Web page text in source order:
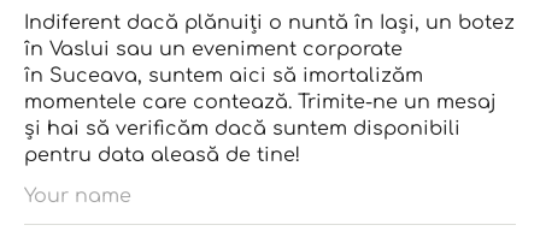
Indiferent dacă plănuiți o nuntă în Iași, un botez
în Vaslui sau un eveniment corporate
în Suceava, suntem aici să imortalizăm
momentele care contează. Trimite-ne un mesaj
și hai să verificăm dacă suntem disponibili
pentru data aleasă de tine!